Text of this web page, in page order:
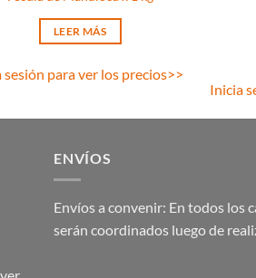
LEER MÁS
sesión para ver los precios>>
Inicia
ENVÍOS
Envíos a convenir: En todos los
serán coordinados luego de